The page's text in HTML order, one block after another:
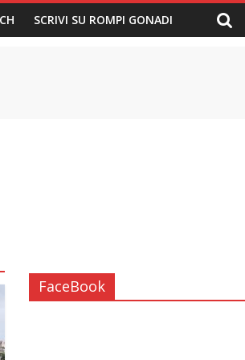
SCRIVI SU ROMPI GONADI
FaceBook